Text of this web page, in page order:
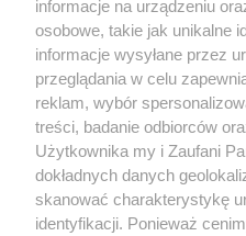
Nie zapomnij
zapoznać się z:
polityką prywatności
Twojemiasto
Piekary Śląskie
Chorzów
Tarnowskie Góry
informacje na urządzeniu
osobowe, takie jak unikalne
informacje wysyłane przez
przeglądania w celu
reklam, wybór
treści, badanie odbiorców
Użytkownika my i Zaufani
dokładnych danych
skanować charakterystykę
identyfikacji. Ponieważ